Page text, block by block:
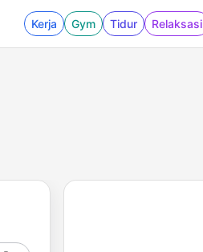
Kerja Gym Tidur Relaksasi